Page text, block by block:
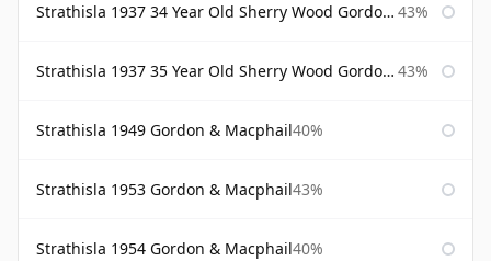
Strathisla 1937 34 Year Old Sherry Wood Gordon & Macphail Connoisseurs Choice 43%
Strathisla 1937 35 Year Old Sherry Wood Gordon & Macphail Connoisseurs Choice 43%
Strathisla 1949 Gordon & Macphail40%
Strathisla 1953 Gordon & Macphail43%
Strathisla 1954 Gordon & Macphail40%